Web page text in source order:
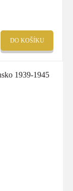
DO KOŠÍKU
1939-1945